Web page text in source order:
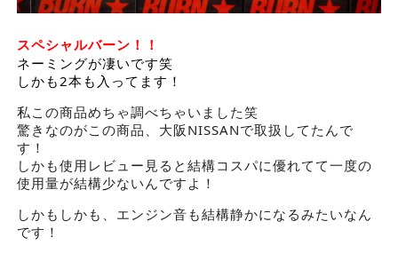
スペシャルバーン！！
ネーミングが凄いです笑
しかも2本も入ってます！
私この商品めちゃ調べちゃいました笑
驚きなのがこの商品、大阪NISSANで取扱してたんで
す！
しかも使用レビュー見ると結構コスパに優れてて一度の
使用量が結構少ないんですよ！
しかもしかも、エンジン音も結構静かになるみたいなん
です！